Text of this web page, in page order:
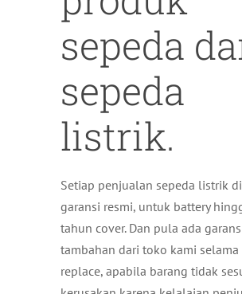
sepeda
sepeda
listrik.
Setiap penjualan sepeda listrik
garansi resmi, untuk battery
tahun cover. Dan pula ada
tambahan dari toko kami
replace, apabila barang tidak